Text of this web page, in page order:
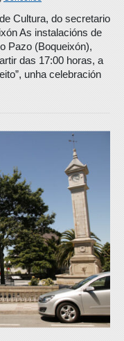
Cultura, do secretario
As instalacións de
Pazo (Boqueixón),
das 17:00 horas, a
unha celebración